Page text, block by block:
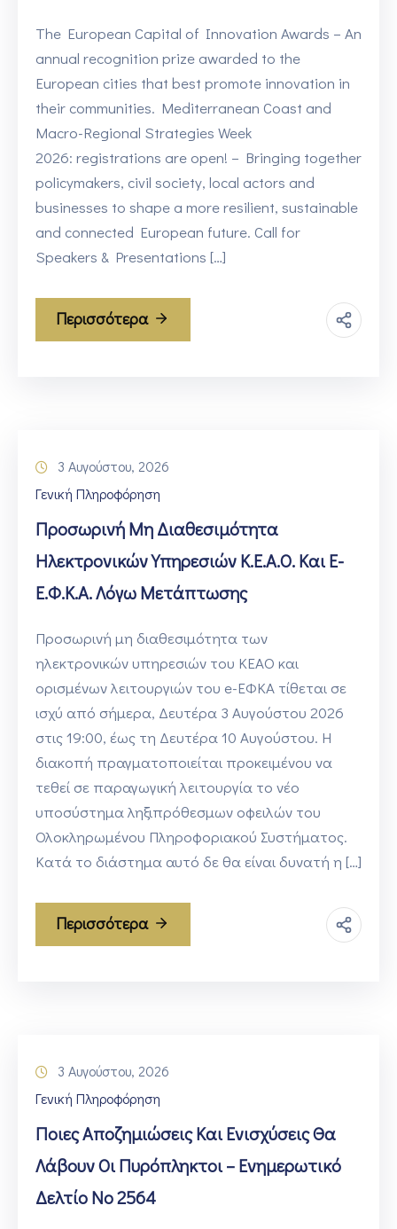
The European Capital of Innovation Awards – An
annual recognition prize awarded to the
European cities that best promote innovation in
their communities. Mediterranean Coast and
Macro-Regional Strategies Week
2026: registrations are open! – Bringing together
policymakers, civil society, local actors and
businesses to shape a more resilient, sustainable
and connected European future. Call for
Speakers & Presentations […]
Περισσότερα
3 Αυγούστου, 2026
Γενική Πληροφόρηση
Προσωρινή Μη Διαθεσιμότητα
Ηλεκτρονικών Υπηρεσιών Κ.Ε.Α.Ο. Και E-
Ε.Φ.Κ.Α. Λόγω Μετάπτωσης
Προσωρινή μη διαθεσιμότητα των
ηλεκτρονικών υπηρεσιών του ΚΕΑΟ και
ορισμένων λειτουργιών του e-ΕΦΚΑ τίθεται σε
ισχύ από σήμερα, Δευτέρα 3 Αυγούστου 2026
στις 19:00, έως τη Δευτέρα 10 Αυγούστου. Η
διακοπή πραγματοποιείται προκειμένου να
τεθεί σε παραγωγική λειτουργία το νέο
υποσύστημα ληξιπρόθεσμων οφειλών του
Ολοκληρωμένου Πληροφοριακού Συστήματος.
Κατά το διάστημα αυτό δε θα είναι δυνατή η […]
Περισσότερα
3 Αυγούστου, 2026
Γενική Πληροφόρηση
Ποιες Αποζημιώσεις Και Ενισχύσεις Θα
Λάβουν Οι Πυρόπληκτοι – Ενημερωτικό
Δελτίο Νο 2564